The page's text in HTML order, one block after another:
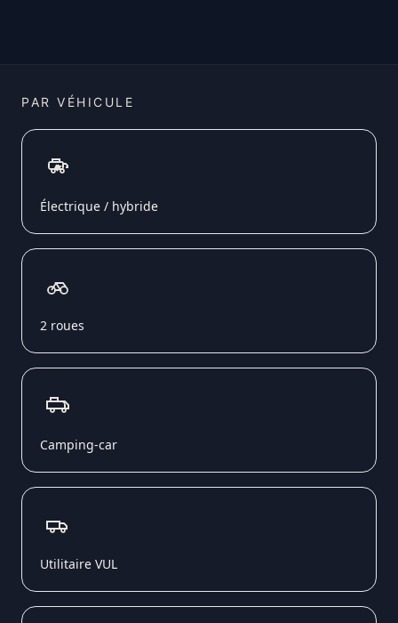
PAR VÉHICULE
Électrique / hybride
2 roues
Camping-car
Utilitaire VUL